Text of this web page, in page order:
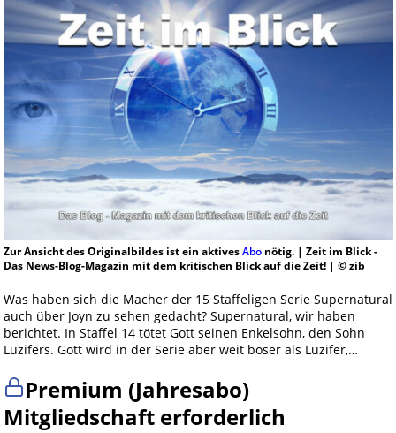
Zur Ansicht des Originalbildes ist ein aktivesAbonötig. | Zeit im Blick -
Das News-Blog-Magazin mit dem kritischen Blick auf die Zeit! | © zib
Was haben sich die Macher der 15 Staffeligen Serie Supernatural
auch über Joyn zu sehen gedacht? Supernatural, wir haben
berichtet. In Staffel 14 tötet Gott seinen Enkelsohn, den Sohn
Luzifers. Gott wird in der Serie aber weit böser als Luzifer,…
Premium (Jahresabo)
Mitgliedschaft erforderlich